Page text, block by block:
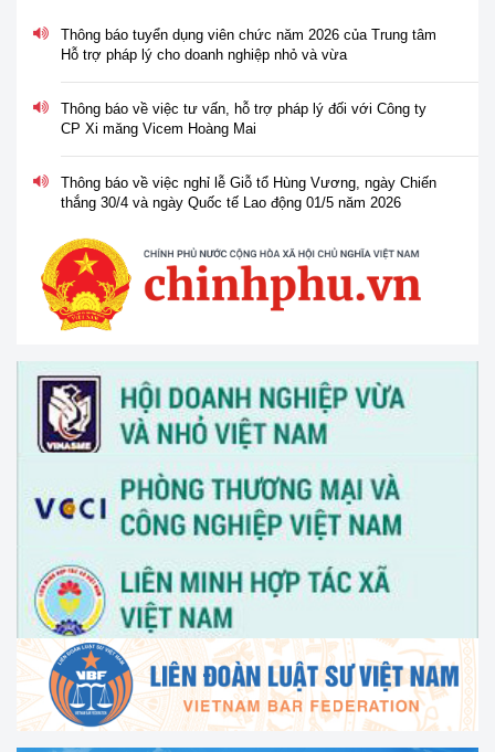
Hỗ trợ pháp lý cho doanh nghiệp nhỏ và vừa
Thông báo về việc tư vấn, hỗ trợ pháp lý đối với Công ty
CP Xi măng Vicem Hoàng Mai
Thông báo về việc nghỉ lễ Giỗ tổ Hùng Vương, ngày Chiến
thắng 30/4 và ngày Quốc tế Lao động 01/5 năm 2026
nữ khởi nghiệp, phát triển kinh doanh" vào ngày 30/3/2026
V/v thông tin và đề nghị phối hợp triển khai hoạt động của
Trung tâm Hỗ trợ pháp lý cho doanh nghiệp nhỏ và vừa